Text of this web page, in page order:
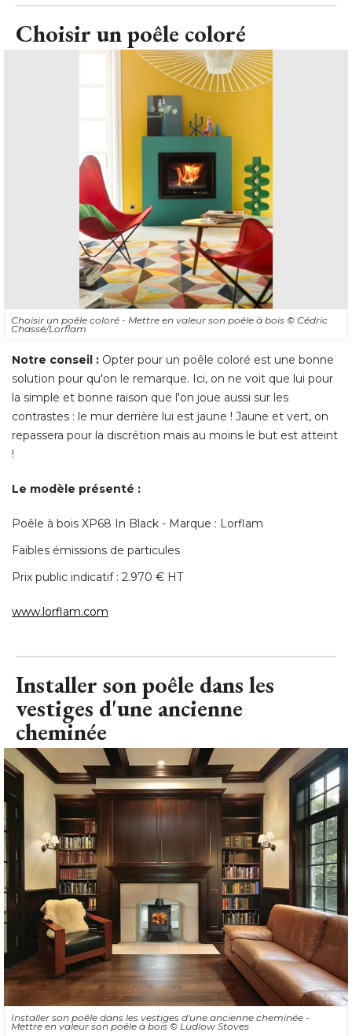
Choisir un poêle coloré
Choisir un poêle coloré - Mettre en valeur son poêle à bois © Cédric
Chassé/Lorflam
Notre conseil : Opter pour un poêle coloré est une bonne
solution pour qu'on le remarque. Ici, on ne voit que lui pour
la simple et bonne raison que l'on joue aussi sur les
contrastes : le mur derrière lui est jaune ! Jaune et vert, on
repassera pour la discrétion mais au moins le but est atteint
!
Le modèle présenté :
Poêle à bois XP68 In Black - Marque : Lorflam
Faibles émissions de particules
Prix public indicatif : 2.970 € HT
www.lorflam.com
Installer son poêle dans les
vestiges d'une ancienne
cheminée
Installer son poêle dans les vestiges d'une ancienne cheminée -
Mettre en valeur son poêle à bois © Ludlow Stoves